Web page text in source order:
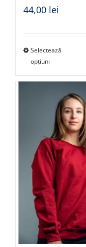
44,00 lei
Selectează
opțiuni